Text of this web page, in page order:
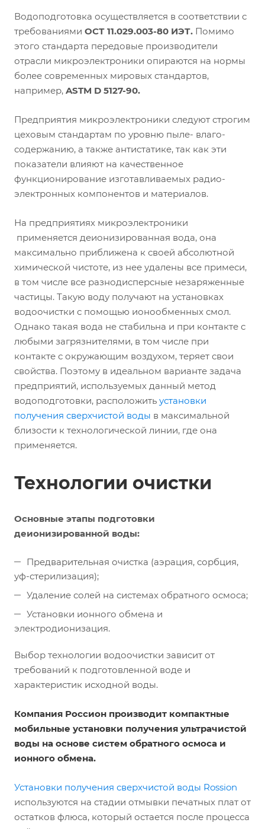
Водоподготовка осуществляется в соответствии с
требованиями ОСТ 11.029.003-80 ИЭТ. Помимо
этого стандарта передовые производители
отрасли микроэлектроники опираются на нормы
более современных мировых стандартов,
например, ASTM D 5127-90.
Предприятия микроэлектроники следуют строгим
цеховым стандартам по уровню пыле- влаго-
содержанию, а также антистатике, так как эти
показатели влияют на качественное
функционирование изготавливаемых радио-
электронных компонентов и материалов.
На предприятиях микроэлектроники
применяется деионизированная вода, она
максимально приближена к своей абсолютной
химической чистоте, из нее удалены все примеси,
в том числе все разнодисперсные незаряженные
частицы. Такую воду получают на установках
водоочистки с помощью ионообменных смол.
Однако такая вода не стабильна и при контакте с
любыми загрязнителями, в том числе при
контакте с окружающим воздухом, теряет свои
свойства. Поэтому в идеальном варианте задача
предприятий, используемых данный метод
водоподготовки, расположить установки
получения сверхчистой воды в максимальной
близости к технологической линии, где она
применяется.
Технологии очистки
Основные этапы подготовки
деионизированной воды:
Предварительная очистка (аэрация, сорбция,
уф-стерилизация);
Удаление солей на системах обратного осмоса;
Установки ионного обмена и
электродионизация.
Выбор технологии водоочистки зависит от
требований к подготовленной воде и
характеристик исходной воды.
Компания Россион производит компактные
мобильные установки получения ультрачистой
воды на основе систем обратного осмоса и
ионного обмена.
Установки получения сверхчистой воды Rossion
используются на стадии отмывки печатных плат от
остатков флюса, который остается после процесса